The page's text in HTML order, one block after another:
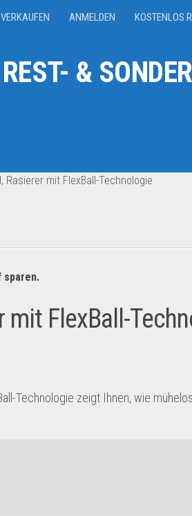
ANMELDEN KOSTENLOS
&
Rasierer mit FlexBall-Technologie
sparen.
mit FlexBall-
Technologie zeigt Ihnen, wie